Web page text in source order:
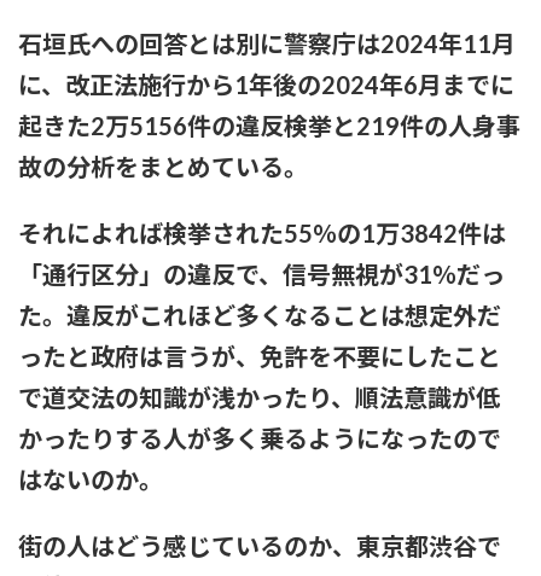
石垣氏への回答とは別に警察庁は2024年11月
に、改正法施行から1年後の2024年6月までに
起きた2万5156件の違反検挙と219件の人身事
故の分析をまとめている。
それによれば検挙された55％の1万3842件は
「通行区分」の違反で、信号無視が31％だっ
た。違反がこれほど多くなることは想定外だ
ったと政府は言うが、免許を不要にしたこと
で道交法の知識が浅かったり、順法意識が低
かったりする人が多く乗るようになったので
はないのか。
街の人はどう感じているのか、東京都渋谷で